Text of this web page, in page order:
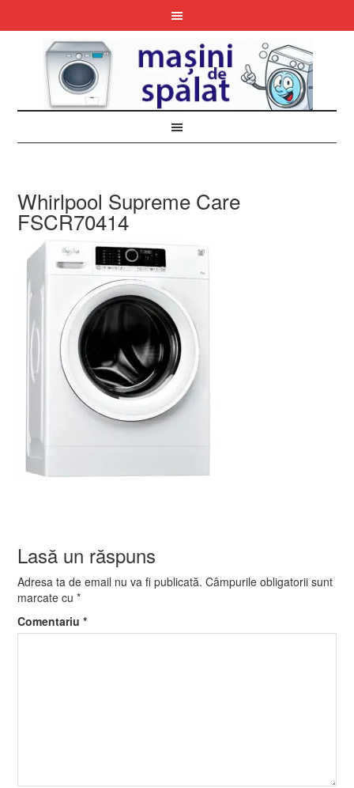
Whirlpool Supreme Care
FSCR70414
Lasă un răspuns
Adresa ta de email nu va fi publicată. Câmpurile obligatorii sunt
marcate cu*
Comentariu*